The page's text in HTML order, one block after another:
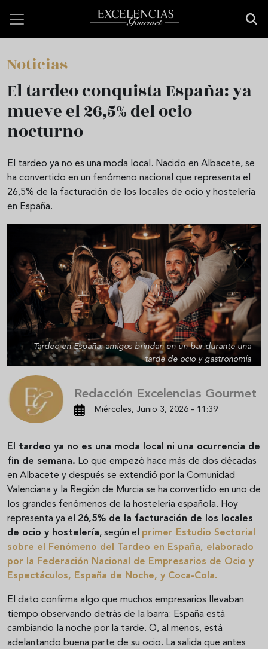
Noticias
El tardeo conquista España: ya
mueve el 26,5% del ocio
nocturno
El tardeo ya no es una moda local. Nacido en Albacete, se
ha convertido en un fenómeno nacional que representa el
26,5% de la facturación de los locales de ocio y hostelería
en España.
Tardeo en España: amigos brindan en un bar durante una
tarde de ocio y gastronomía
Redacción Excelencias Gourmet
Miércoles, Junio 3, 2026 - 11:39
El tardeo ya no es una moda local ni una ocurrencia de
fin de semana. Lo que empezó hace más de dos décadas
en Albacete y después se extendió por la Comunidad
Valenciana y la Región de Murcia se ha convertido en uno de
los grandes fenómenos de la hostelería española. Hoy
representa ya el 26,5% de la facturación de los locales
de ocio y hostelería, según el primer Estudio Sectorial
sobre el Fenómeno del Tardeo en España, elaborado
por la Federación Nacional de Empresarios de Ocio y
Espectáculos, España de Noche, y Coca-Cola.
El dato confirma algo que muchos empresarios llevaban
tiempo observando detrás de la barra: España está
cambiando la noche por la tarde. O, al menos, está
adelantando buena parte de su ocio. La salida que antes